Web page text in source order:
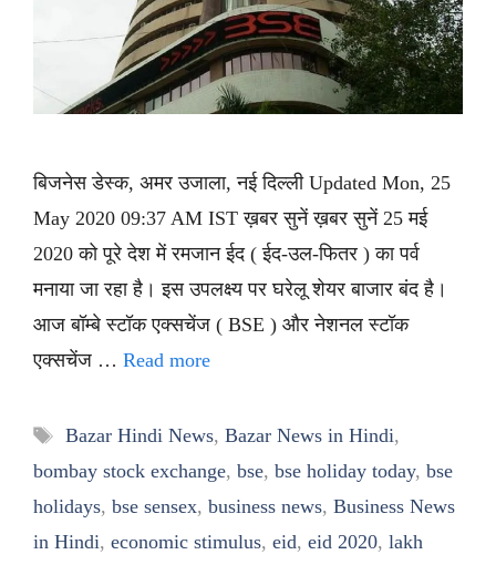
बिजनेस डेस्क, अमर उजाला, नई दिल्ली Updated Mon, 25
May 2020 09:37 AM IST ख़बर सुनें ख़बर सुनें 25 मई
2020 को पूरे देश में रमजान ईद ( ईद-उल-फितर ) का पर्व
मनाया जा रहा है। इस उपलक्ष्य पर घरेलू शेयर बाजार बंद है।
आज बॉम्बे स्टॉक एक्सचेंज ( BSE ) और नेशनल स्टॉक
एक्सचेंज … Read more
Tags
Bazar Hindi News, Bazar News in Hindi,
bombay stock exchange, bse, bse holiday today, bse
holidays, bse sensex, business news, Business News
in Hindi, economic stimulus, eid, eid 2020, lakh